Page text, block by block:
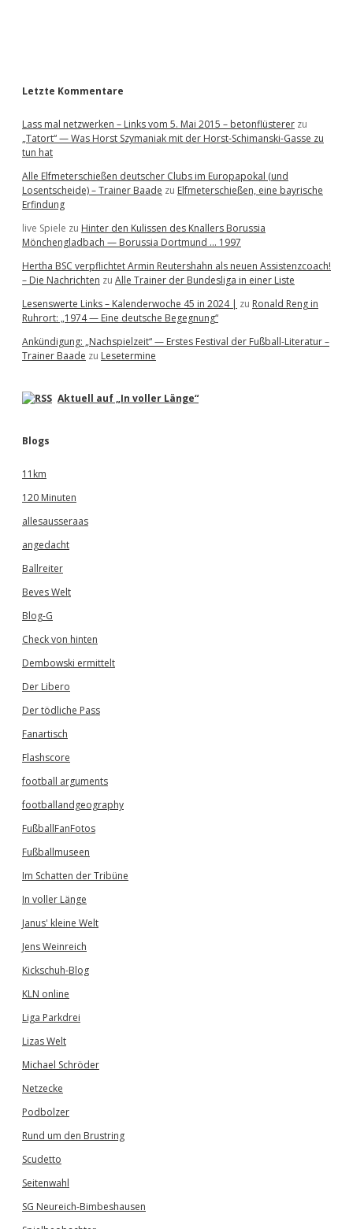
Letzte Kommentare
Lass mal netzwerken – Links vom 5. Mai 2015 – betonflüsterer zu
„Tatort“ — Was Horst Szymaniak mit der Horst-Schimanski-Gasse zu
tun hat
Alle Elfmeterschießen deutscher Clubs im Europapokal (und
Losentscheide) – Trainer Baade zu Elfmeterschießen, eine bayrische
Erfindung
live Spiele zu Hinter den Kulissen des Knallers Borussia
Mönchengladbach — Borussia Dortmund … 1997
Hertha BSC verpflichtet Armin Reutershahn als neuen Assistenzcoach!
– Die Nachrichten zu Alle Trainer der Bundesliga in einer Liste
Lesenswerte Links – Kalenderwoche 45 in 2024 | zu Ronald Reng in
Ruhrort: „1974 — Eine deutsche Begegnung“
Ankündigung: „Nachspielzeit“ — Erstes Festival der Fußball-Literatur –
Trainer Baade zu Lesetermine
Aktuell auf „In voller Länge“
Blogs
11km
120 Minuten
allesausseraas
angedacht
Ballreiter
Beves Welt
Blog-G
Check von hinten
Dembowski ermittelt
Der Libero
Der tödliche Pass
Fanartisch
Flashscore
football arguments
footballandgeography
FußballFanFotos
Fußballmuseen
Im Schatten der Tribüne
In voller Länge
Janus' kleine Welt
Jens Weinreich
Kickschuh-Blog
KLN online
Liga Parkdrei
Lizas Welt
Michael Schröder
Netzecke
Podbolzer
Rund um den Brustring
Scudetto
Seitenwahl
SG Neureich-Bimbeshausen